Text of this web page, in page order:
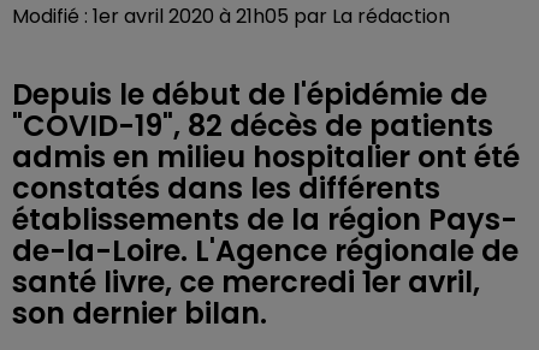
Modifié : 1er avril 2020 à 21h05 par La rédaction
Depuis le début de l'épidémie de
"COVID-19", 82 décès de patients
admis en milieu hospitalier ont été
constatés dans les différents
établissements de la région Pays-
de-la-Loire. L'Agence régionale de
santé livre, ce mercredi 1er avril,
son dernier bilan.